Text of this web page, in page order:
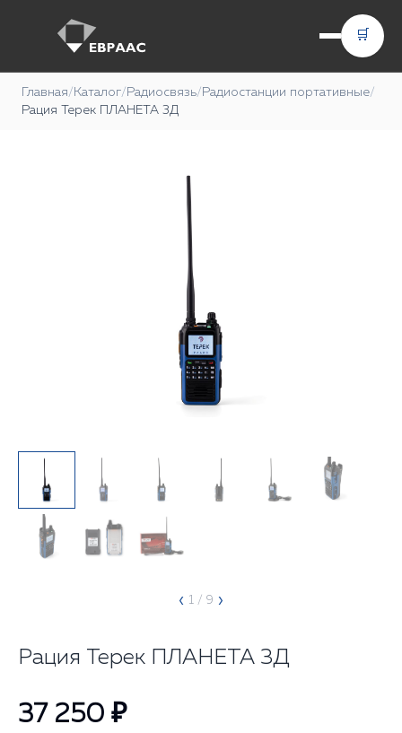
🛒
Главная/ Каталог/ Радиосвязь/ Радиостанции портативные/
Рация Терек ПЛАНЕТА 3Д
‹ 1 / 9 ›
Рация Терек ПЛАНЕТА 3Д
37 250 ₽